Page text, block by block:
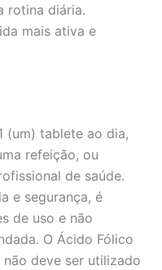
rotina diária.
mais ativa e
(um) tablete ao dia,
refeição, ou
de saúde.
e segurança, é
de uso e não
O Ácido Fólico
deve ser utilizado